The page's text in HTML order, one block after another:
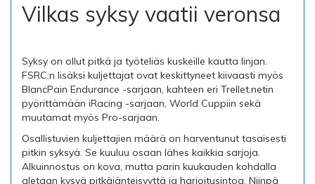
Vilkas syksy vaatii veronsa
Syksy on ollut pitkä ja työteliäs kuskeille kautta linjan.
FSRC:n lisäksi kuljettajat ovat keskittyneet kiivaasti myös
BlancPain Endurance -sarjaan, kahteen eri Trellet.netin
pyörittämään iRacing -sarjaan, World Cuppiin sekä
muutamat myös Pro-sarjaan.
Osallistuvien kuljettajien määrä on harventunut tasaisesti
pitkin syksyä. Se kuuluu osaan lähes kaikkia sarjoja.
Alkuinnostus on kova, mutta parin kuukauden kohdalla
aletaan kysyä pitkäjänteisyyttä ja harjoitusintoa. Niinpä